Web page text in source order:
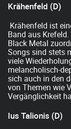
Krähenfeld (D)
Krähenfeld ist
Band aus
Black Metal
Songs sind stets
viele
melancholisch-
sich auch in den
von Themen wie
Vergänglichkeit
Ius Talionis (D)